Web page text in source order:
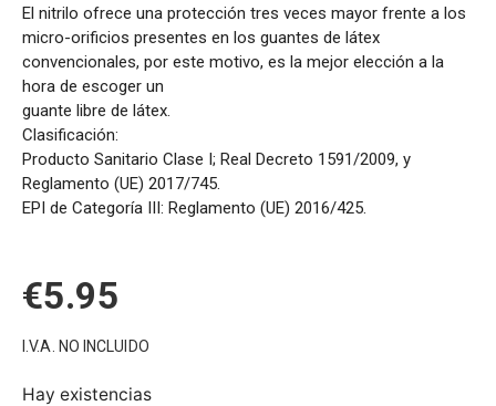
El nitrilo ofrece una protección tres veces mayor frente a los
micro-orificios presentes en los guantes de látex
convencionales, por este motivo, es la mejor elección a la
hora de escoger un
guante libre de látex.
Clasificación:
Producto Sanitario Clase I; Real Decreto 1591/2009, y
Reglamento (UE) 2017/745.
EPI de Categoría III: Reglamento (UE) 2016/425.
€5.95
I.V.A. NO INCLUIDO
Hay existencias